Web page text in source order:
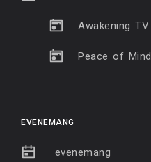
Awakening TV
Peace of Mind
EVENEMANG
evenemang